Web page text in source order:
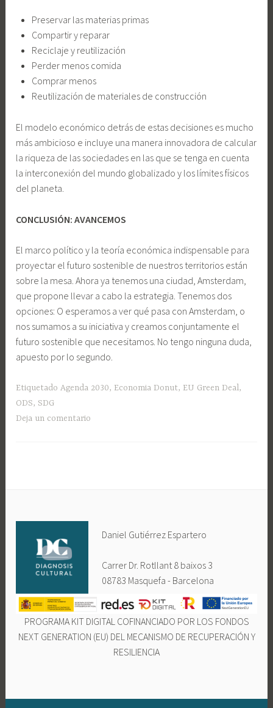
Preservar las materias primas
Compartir y reparar
Reciclaje y reutilización
Perder menos comida
Comprar menos
Reutilización de materiales de construcción
El modelo económico detrás de estas decisiones es mucho
más ambicioso e incluye una manera innovadora de calcular
la riqueza de las sociedades en las que se tenga en cuenta
la interconexión del mundo globalizado y los límites físicos
del planeta.
CONCLUSIÓN: AVANCEMOS
El marco político y la teoría económica indispensable para
proyectar el futuro sostenible de nuestros territorios están
sobre la mesa. Ahora ya tenemos una ciudad, Amsterdam,
que propone llevar a cabo la estrategia. Tenemos dos
opciones: O esperamos a ver qué pasa con Amsterdam, o
nos sumamos a su iniciativa y creamos conjuntamente el
futuro sostenible que necesitamos. No tengo ninguna duda,
apuesto por lo segundo.
EtiquetadoAgenda 2030, Economia Donut, EU Green Deal,
ODS, SDG
Deja un comentario
Daniel Gutiérrez Espartero
Carrer Dr. Rotllant 8 baixos 3
08783 Masquefa - Barcelona
PROGRAMA KIT DIGITAL COFINANCIADO POR LOS FONDOS
NEXT GENERATION (EU) DEL MECANISMO DE RECUPERACIÓN Y
RESILIENCIA